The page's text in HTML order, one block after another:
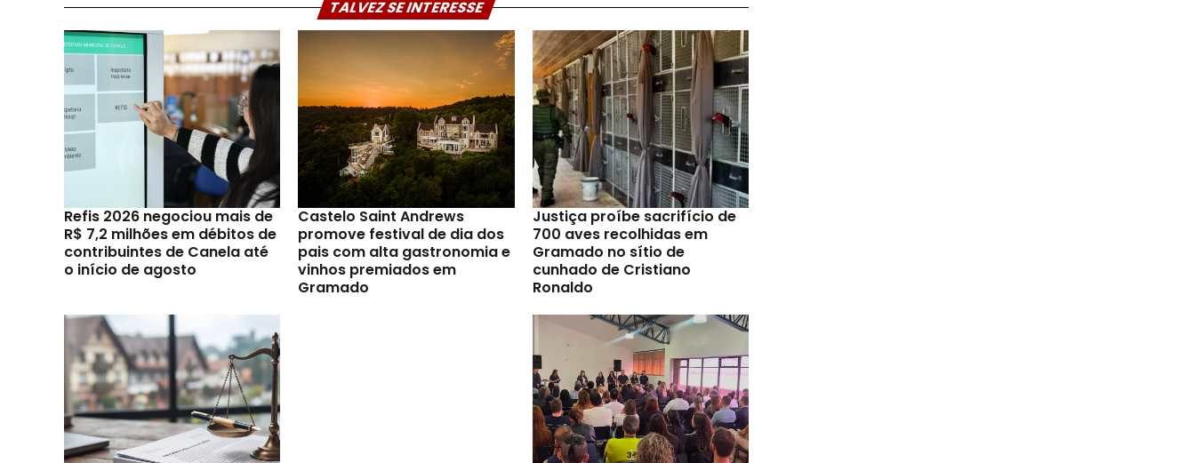
TALVEZ SE INTERESSE
Refis 2026 negociou mais de
R$ 7,2 milhões em débitos de
contribuintes de Canela até
o início de agosto
Castelo Saint Andrews
promove festival de dia dos
pais com alta gastronomia e
vinhos premiados em
Gramado
Justiça proíbe sacrifício de
700 aves recolhidas em
Gramado no sítio de
cunhado de Cristiano
Ronaldo